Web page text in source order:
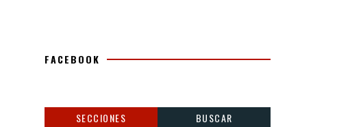
FACEBOOK
SECCIONES BUSCAR